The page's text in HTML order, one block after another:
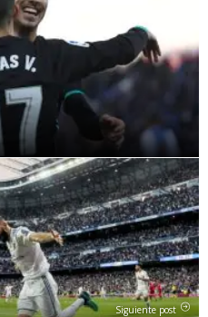
Siguiente post